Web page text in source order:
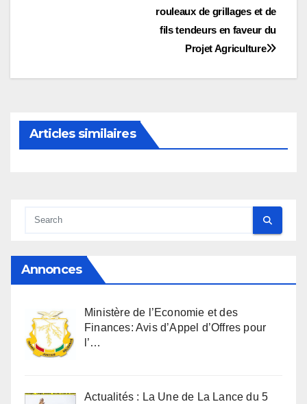
rouleaux de grillages et de
fils tendeurs en faveur du
Projet Agriculture
Articles similaires
Annonces
Ministère de l’Economie et des
Finances: Avis d’Appel d’Offres pour
l’…
Actualités : La Une de La Lance du 5